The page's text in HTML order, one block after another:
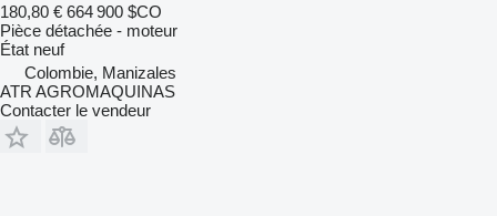
180,80 € 664 900 $CO
Pièce détachée - moteur
État neuf
Colombie, Manizales
ATR AGROMAQUINAS
Contacter le vendeur